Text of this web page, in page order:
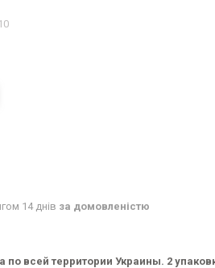
14 днів за домовленістю
всей территории Украины. 2